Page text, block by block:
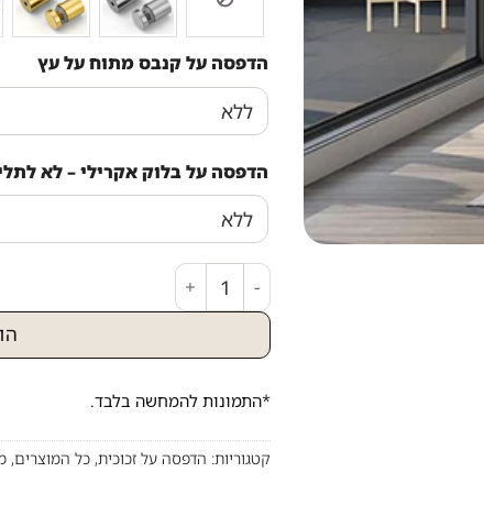
הדפסה על קנבס מתוח על עץ
הדפסה על בלוק אקרילי – לא
*התמונות להמחשה בלבד.
קטגוריות: הדפסה על זכוכית, כל המוצרים,